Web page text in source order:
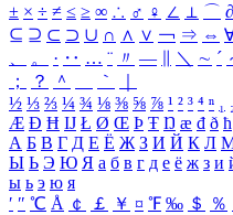
± × ÷ ≠ ≤ ≥ ∞ ∴ ♂ ♀ ∠ ⊥ ⌒ ∂
⊆ ⊇ ⊂ ⊃ ∪ ∩ ∧ ∨ ￢ ⇒ ⇔
、
。 · ‥ … ¨ 〃 ― ＼ ∼ ´
；
？ ＾ ｀
½ ⅓ ⅔ ¼ ¾ ⅛ ⅜ ⅝ ⅞ ¹ ² ³ ⁴ ⁿ ₁
Æ Ð Ħ Ĳ Ł Ø Œ Þ Ŧ Ŋ æ đ ð ħ
А Б В Г Д Е Ё Ж З И Й К Л
Ы Ь Э Ю Я а б в г д е ё ж з и
ы ь э ю я
′ ″ ℃ Å ￠ ￡ ￥ ¤ ℉ ‰ ＄ ％